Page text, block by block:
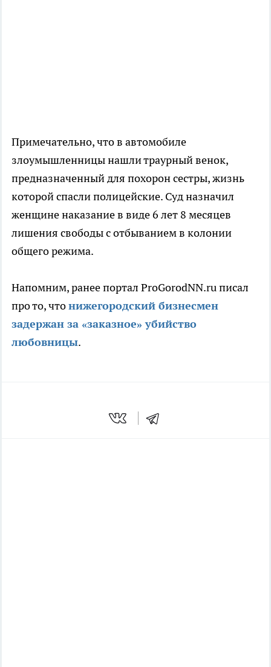
Примечательно, что в автомобиле
злоумышленницы нашли траурный венок,
предназначенный для похорон сестры, жизнь
которой спасли полицейские. Суд назначил
женщине наказание в виде 6 лет 8 месяцев
лишения свободы с отбыванием в колонии
общего режима.
Напомним, ранее портал ProGorodNN.ru писал
про то, чтонижегородский бизнесмен
задержан за «заказное» убийство
любовницы.